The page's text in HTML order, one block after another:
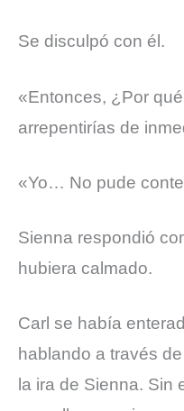
Se disculpó con él.
«Entonces, ¿Por
arrepentirías de
«Yo… No pude
Sienna respondió
hubiera calmado.
Carl se había
hablando a través
la ira de Sienna. Sin